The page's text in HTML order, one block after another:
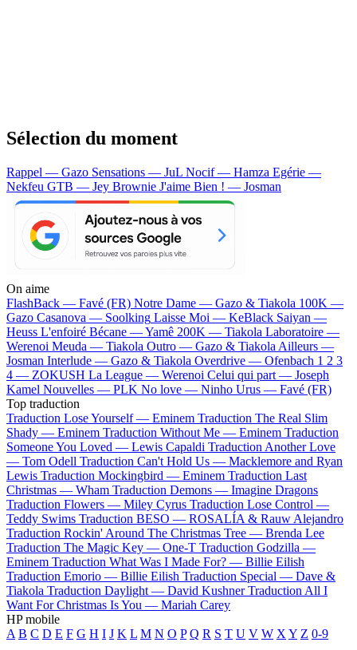
Sélection du moment
Rappel — Gazo Sensations — JuL Nocif — Hamza Egérie —
Nekfeu GTB — Jey Brownie J'aime Bien ! — Josman
On aime
FlashBack — Favé (FR) Notre Dame — Gazo & Tiakola 100K —
Gazo Casanova — Soolking Laisse Moi — KeBlack Saiyan —
Heuss L'enfoiré Bécane —Yamê 200K — Tiakola Laboratoire —
Werenoi Meuda — Tiakola Outro — Gazo & Tiakola Ailleurs —
Josman Interlude — Gazo & Tiakola Overdrive — Ofenbach 1 2 3
4 — ZOKUSH La League — Werenoi Celui qui part — Joseph
Kamel Nouvelles — PLK No love — Ninho Urus — Favé (FR)
Top traduction
Traduction Lose Yourself — Eminem Traduction The Real Slim
Shady — Eminem Traduction Without Me — Eminem Traduction
Someone You Loved — Lewis Capaldi Traduction Another Love
— Tom Odell Traduction Can't Hold Us — Macklemore and Ryan
Lewis Traduction Mockingbird — Eminem Traduction Last
Christmas — Wham Traduction Demons — Imagine Dragons
Traduction Flowers — Miley Cyrus Traduction Lose Control —
Teddy Swims Traduction BESO — ROSALÍA & Rauw Alejandro
Traduction Rockin' Around The Christmas Tree — Brenda Lee
Traduction The Magic Key — One-T Traduction Godzilla —
Eminem Traduction What Was I Made For? — Billie Eilish
Traduction Emorio — Billie Eilish Traduction Special — Dave &
Tiakola Traduction Daylight — David Kushner Traduction All I
Want For Christmas Is You — Mariah Carey
HP mobile
A B C D E F G H I J K L M N O P Q R S T U V W X Y Z 0-9